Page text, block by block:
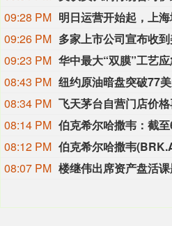
09:28 PM
09:26 PM 多家上市公司宣布收
09:23 PM 华中最大“双膜”工艺
08:43 PM 纽约原油暗盘突破77
08:34 PM
08:14 PM
08:12 PM
08:07 PM 楼继伟出席资产盘活